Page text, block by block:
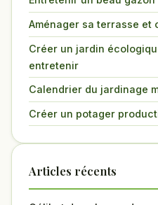
Aménager sa terrasse et
Créer un jardin
entretenir
Calendrier du jardinage
Créer un potager
Articles récents